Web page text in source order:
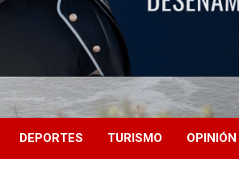
DEPORTES TURISMO OPINIÓN